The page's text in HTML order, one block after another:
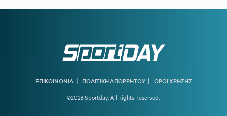
ΕΠΙΚΟΙΝΩΝΙΑ | ΠΟΛΙΤΙΚΗ ΑΠΟΡΡΗΤΟΥ | ΟΡΟΙ ΧΡΗΣΗΣ
©2026 Sportday. All Rights Reserved.